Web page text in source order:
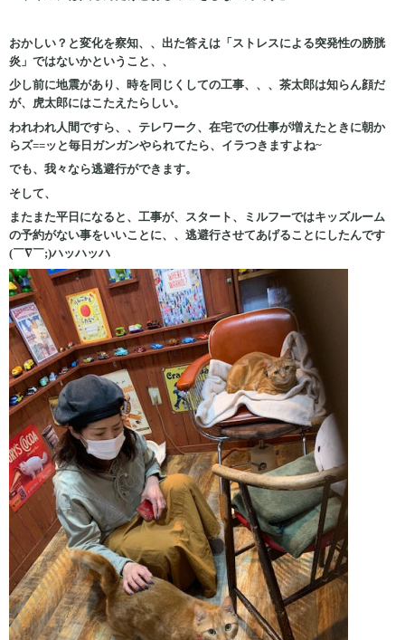
おかしい？と変化を察知、、出た答えは「ストレスによる突発性の膀胱
炎」ではないかということ、、
少し前に地震があり、時を同じくしての工事、、、茶太郎は知らん顔だ
が、虎太郎にはこたえたらしい。
われわれ人間ですら、、テレワーク、在宅での仕事が増えたときに朝か
らズ==ッと毎日ガンガンやられてたら、イラつきますよね~
でも、我々なら逃避行ができます。
そして、
またまた平日になると、工事が、スタート、ミルフーではキッズルーム
の予約がない事をいいことに、、逃避行させてあげることにしたんです
(￣∇￣;)ハッハッハ